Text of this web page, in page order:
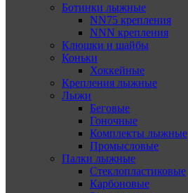
Ботинки лыжные
NN75 крепления
NNN крепления
Клюшки и шайбы
Коньки
Хоккейные
Крепления лыжные
Лыжи
Беговые
Гоночные
Комплекты лыжные
Промысловые
Палки лыжные
Стеклопластиковые
Карбоновые